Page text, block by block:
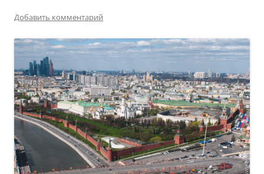
Добавить комментарий